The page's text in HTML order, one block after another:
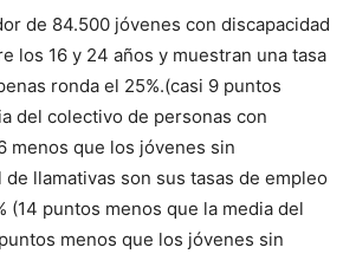
de 84.500 jóvenes con discapacidad
los 16 y 24 años y muestran una tasa
ronda el 25%.(casi 9 puntos
del colectivo de personas con
menos que los jóvenes sin
de llamativas son sus tasas de empleo
(14 puntos menos que la media del
menos que los jóvenes sin